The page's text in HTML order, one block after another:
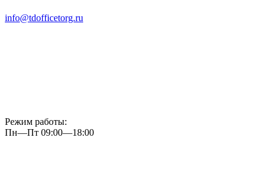
info@tdofficetorg.ru
Режим работы:
Пн—Пт 09:00—18:00